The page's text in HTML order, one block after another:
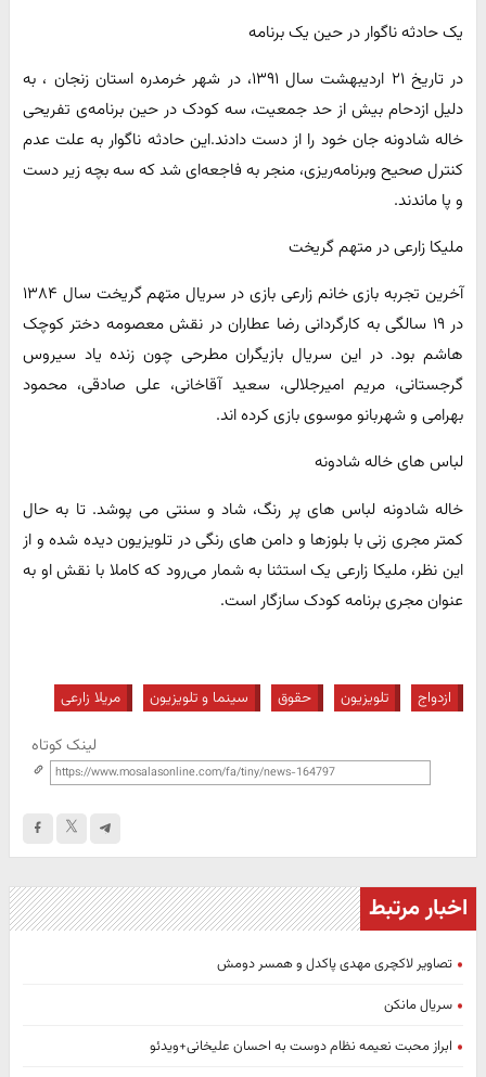
یک حادثه ناگوار در حین یک برنامه‌
در تاریخ ۲۱ اردیبهشت سال ۱۳۹۱، در شهر خرمدره استان زنجان ، به
دلیل ازدحام بیش از حد جمعیت، سه کودک در حین برنامه‌ی تفریحی
خاله شادونه جان خود را از دست دادند.این حادثه ناگوار به علت عدم
کنترل صحیح وبرنامه‌ریزی، منجر به فاجعه‌ای شد که سه بچه زیر دست
و پا ماندند.
ملیکا زارعی در متهم گریخت
آخرین تجربه بازی خانم زارعی بازی در سریال متهم گریخت سال ۱۳۸۴
در ۱۹ سالگی به کارگردانی رضا عطاران در نقش معصومه دختر کوچک
هاشم بود. در این سریال بازیگران مطرحی چون زنده یاد سیروس
گرجستانی، مریم امیرجلالی، سعید آقاخانی، علی صادقی، محمود
بهرامی و شهربانو موسوی بازی کرده اند.
لباس های خاله شادونه
خاله شادونه لباس های پر رنگ، شاد و سنتی می پوشد. تا به حال
کمتر مجری زنی با بلوزها و دامن های رنگی در تلویزیون دیده شده و از
این نظر، ملیکا زارعی یک استثنا به شمار می‌رود که کاملا با نقش او به
عنوان مجری برنامه کودک سازگار است.
ازدواج تلویزیون حقوق سینما و تلویزیون مریلا زارعی
لینک کوتاه
اخبار مرتبط
تصاویر لاکچری مهدی پاکدل و همسر دومش
سریال مانکن
ابراز محبت نعیمه نظام دوست به احسان علیخانی+ویدئو